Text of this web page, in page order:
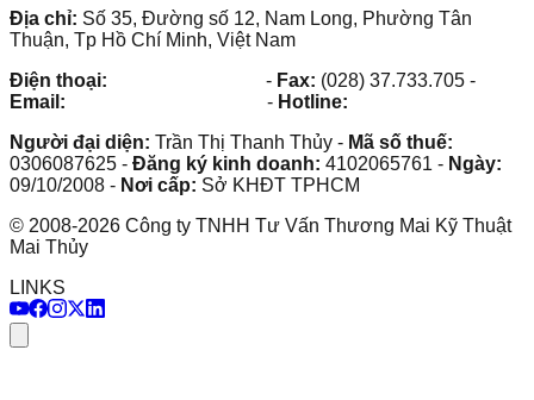
Địa chỉ: Số 35, Đường số 12, Nam Long, Phường Tân
Thuận, Tp Hồ Chí Minh, Việt Nam
Điện thoại:
- Fax: (028) 37.733.705 -
Email:
- Hotline:
Người đại diện: Trần Thị Thanh Thủy - Mã số thuế:
0306087625 - Đăng ký kinh doanh: 4102065761 - Ngày:
09/10/2008 - Nơi cấp: Sở KHĐT TPHCM
© 2008-2026 Công ty TNHH Tư Vấn Thương Mai Kỹ Thuật
Mai Thủy
LINKS